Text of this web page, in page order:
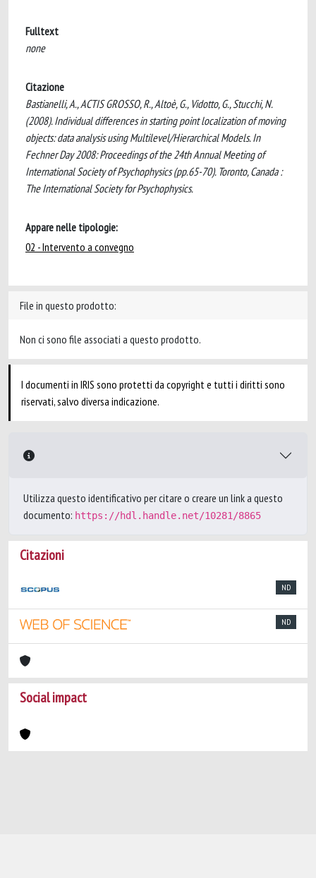
Fulltext
none
Citazione
Bastianelli, A., ACTIS GROSSO, R., Altoè, G., Vidotto, G., Stucchi, N.
(2008). Individual differences in starting point localization of moving
objects: data analysis using Multilevel/Hierarchical Models. In
Fechner Day 2008: Proceedings of the 24th Annual Meeting of
International Society of Psychophysics (pp.65-70). Toronto, Canada :
The International Society for Psychophysics.
Appare nelle tipologie:
02 - Intervento a convegno
File in questo prodotto:
Non ci sono file associati a questo prodotto.
I documenti in IRIS sono protetti da copyright e tutti i diritti sono
riservati, salvo diversa indicazione.
Utilizza questo identificativo per citare o creare un link a questo
documento: https://hdl.handle.net/10281/8865
Citazioni
ND
ND
Social impact